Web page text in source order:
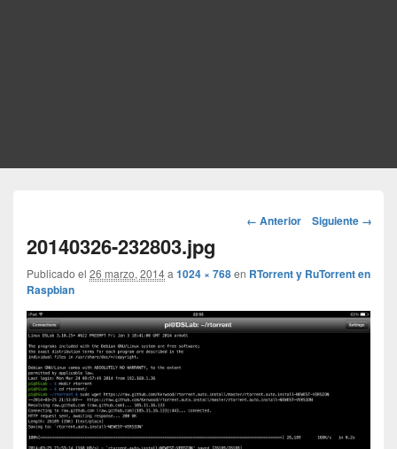
Navegador
← Anterior Siguiente →
20140326-232803.jpg
Publicado el 26 marzo, 2014a 1024 × 768en RTorrent y RuTorrent en
Raspbian